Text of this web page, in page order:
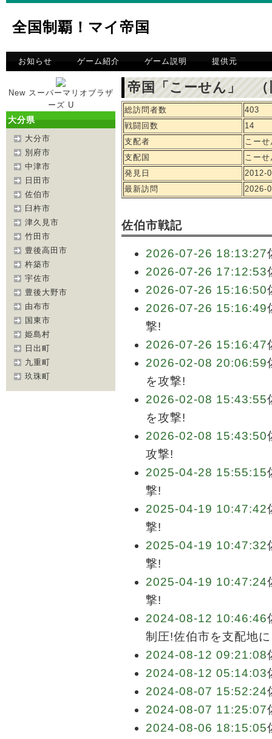
全国制覇！マイ帝国
お知らせ ゲーム紹介 ゲーム説明 提供元
New スーパーマリオブラザ
ーズ U
大分県
大分市
別府市
中津市
日田市
佐伯市
臼杵市
津久見市
竹田市
豊後高田市
杵築市
宇佐市
豊後大野市
由布市
国東市
姫島村
日出町
九重町
玖珠町
帝国「こーせん」 （
総訪問者数
403
戦闘回数
14
支配者
こーせ
支配国
こーせ
発見日
2012-
最新訪問
2026-
佐伯市戦記
2026-07-26 18:13:27
2026-07-26 17:12:53
2026-07-26 15:16:50
2026-07-26 15:16:49
撃!
2026-07-26 15:16:47
2026-02-08 20:06:59
を攻撃!
2026-02-08 15:43:55
を攻撃!
2026-02-08 15:43:50
攻撃!
2025-04-28 15:55:15
撃!
2025-04-19 10:47:42
撃!
2025-04-19 10:47:32
撃!
2025-04-19 10:47:24
撃!
2024-08-12 10:46:46
制圧!佐伯市を支配地
2024-08-12 09:21:08
2024-08-12 05:14:03
2024-08-07 15:52:24
2024-08-07 11:25:07
2024-08-06 18:15:05